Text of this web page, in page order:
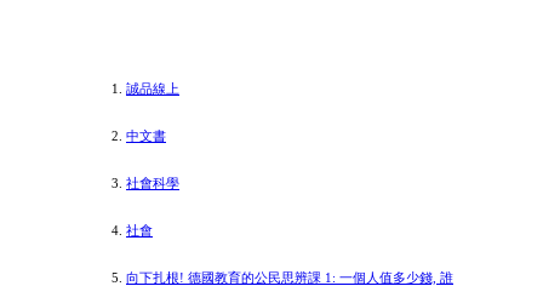
誠品線上
中文書
社會科學
社會
向下扎根! 德國教育的公民思辨課 1: 一個人值多少錢, 誰